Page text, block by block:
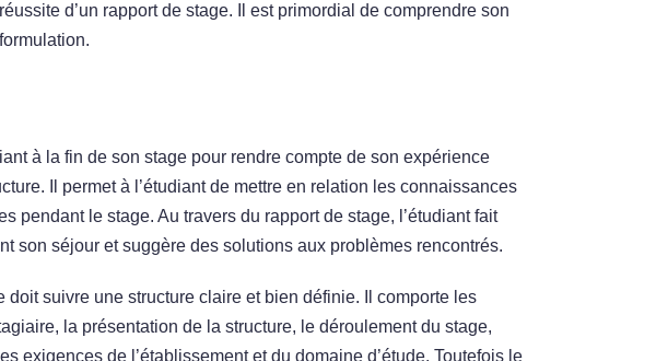
d’un rapport de stage. Il est primordial de comprendre son
à la fin de son stage pour rendre compte de son expérience
Il permet à l’étudiant de mettre en relation les connaissances
pendant le stage. Au travers du rapport de stage, l’étudiant fait
son séjour et suggère des solutions aux problèmes rencontrés.
suivre une structure claire et bien définie. Il comporte les
la présentation de la structure, le déroulement du stage,
exigences de l’établissement et du domaine d’étude. Toutefois le